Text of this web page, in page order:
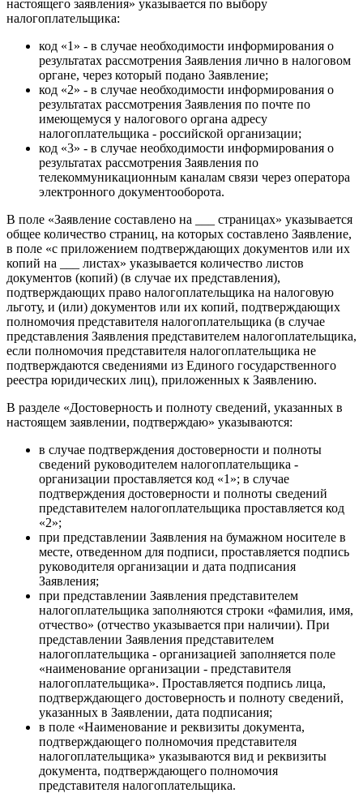
настоящего заявления» указывается по выбору
налогоплательщика:
код «1» - в случае необходимости информирования о
результатах рассмотрения Заявления лично в налоговом
органе, через который подано Заявление;
код «2» - в случае необходимости информирования о
результатах рассмотрения Заявления по почте по
имеющемуся у налогового органа адресу
налогоплательщика - российской организации;
код «3» - в случае необходимости информирования о
результатах рассмотрения Заявления по
телекоммуникационным каналам связи через оператора
электронного документооборота.
В поле «Заявление составлено на ___ страницах» указывается
общее количество страниц, на которых составлено Заявление,
в поле «с приложением подтверждающих документов или их
копий на ___ листах» указывается количество листов
документов (копий) (в случае их представления),
подтверждающих право налогоплательщика на налоговую
льготу, и (или) документов или их копий, подтверждающих
полномочия представителя налогоплательщика (в случае
представления Заявления представителем налогоплательщика,
если полномочия представителя налогоплательщика не
подтверждаются сведениями из Единого государственного
реестра юридических лиц), приложенных к Заявлению.
В разделе «Достоверность и полноту сведений, указанных в
настоящем заявлении, подтверждаю» указываются:
в случае подтверждения достоверности и полноты
сведений руководителем налогоплательщика -
организации проставляется код «1»; в случае
подтверждения достоверности и полноты сведений
представителем налогоплательщика проставляется код
«2»;
при представлении Заявления на бумажном носителе в
месте, отведенном для подписи, проставляется подпись
руководителя организации и дата подписания
Заявления;
при представлении Заявления представителем
налогоплательщика заполняются строки «фамилия, имя,
отчество» (отчество указывается при наличии). При
представлении Заявления представителем
налогоплательщика - организацией заполняется поле
«наименование организации - представителя
налогоплательщика». Проставляется подпись лица,
подтверждающего достоверность и полноту сведений,
указанных в Заявлении, дата подписания;
в поле «Наименование и реквизиты документа,
подтверждающего полномочия представителя
налогоплательщика» указываются вид и реквизиты
документа, подтверждающего полномочия
представителя налогоплательщика.